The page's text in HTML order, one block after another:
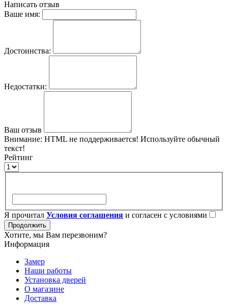
Написать отзыв
Ваше имя:
Достоинства:
Недостатки:
Ваш отзыв
Внимание: HTML не поддерживается! Используйте обычный
текст!
Рейтинг
Я прочитал Условия соглашения и согласен с условиями
Продолжить
Хотите, мы Вам перезвоним?
Информация
Замер
Наши работы
Установка дверей
О магазине
Доставка